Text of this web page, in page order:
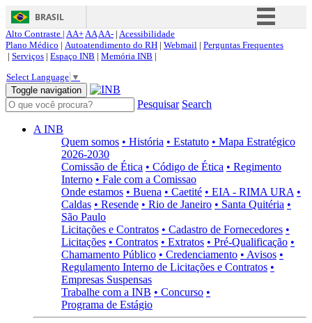
BRASIL
Simplifique!
Acesso à informação
Canais
Alto Contraste | AA+AAAA- | Acessibilidade
Plano Médico | Autoatendimento do RH | Webmail | Perguntas Frequentes
| Serviços | Espaço INB | Memória INB |
Select Language ▼
Toggle navigation
Pesquisar Search
A INB
Quem somos • História • Estatuto • Mapa Estratégico
2026-2030
Comissão de Ética • Código de Ética • Regimento
Interno • Fale com a Comissao
Onde estamos • Buena • Caetité • EIA - RIMA URA •
Caldas • Resende • Rio de Janeiro • Santa Quitéria •
São Paulo
Licitações e Contratos • Cadastro de Fornecedores •
Licitações • Contratos • Extratos • Pré-Qualificação •
Chamamento Público • Credenciamento • Avisos •
Regulamento Interno de Licitações e Contratos •
Empresas Suspensas
Trabalhe com a INB • Concurso •
Programa de Estágio